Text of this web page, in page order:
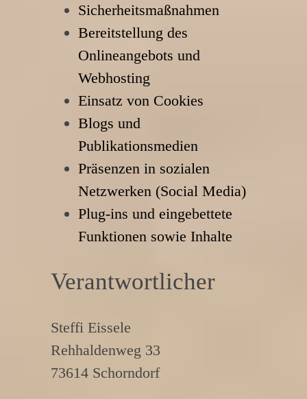
Sicherheitsmaßnahmen
Bereitstellung des
Onlineangebots und
Webhosting
Einsatz von Cookies
Blogs und
Publikationsmedien
Präsenzen in sozialen
Netzwerken (Social Media)
Plug-ins und eingebettete
Funktionen sowie Inhalte
Verantwortlicher
Steffi Eissele
Rehhaldenweg 33
73614 Schorndorf